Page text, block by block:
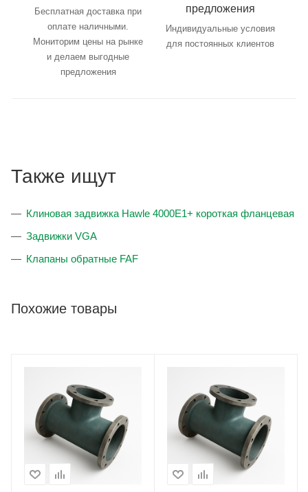
Бесплатная доставка при
оплате наличными.
Мониторим цены на рынке
и делаем выгодные
предложения
предложения
Индивидуальные условия
для постоянных клиентов
Также ищут
Клиновая задвижка Hawle 4000E1+ короткая фланцевая
Задвижки VGA
Клапаны обратные FAF
Похожие товары